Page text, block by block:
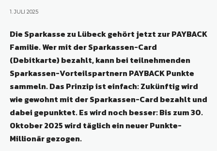
1. JULI 2025
Die Sparkasse zu Lübeck gehört jetzt zur PAYBACK
Familie. Wer mit der Sparkassen-Card
(Debitkarte) bezahlt, kann bei teilnehmenden
Sparkassen-Vorteilspartnern PAYBACK Punkte
sammeln. Das Prinzip ist einfach: Zukünftig wird
wie gewohnt mit der Sparkassen-Card bezahlt und
dabei gepunktet. Es wird noch besser: Bis zum 30.
Oktober 2025 wird täglich ein neuer Punkte-
Millionär gezogen.